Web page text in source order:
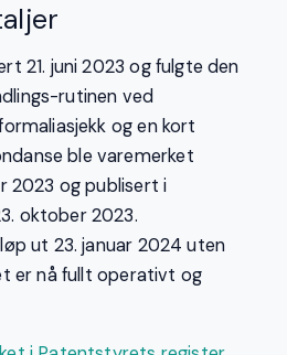
21. juni 2023 og fulgte den
rutinen ved
og en kort
ble varemerket
2023 og publisert i
oktober 2023.
ut 23. januar 2024 uten
er nå fullt operativt og